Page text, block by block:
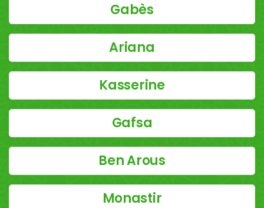
Gabès
Ariana
Kasserine
Gafsa
Ben Arous
Monastir